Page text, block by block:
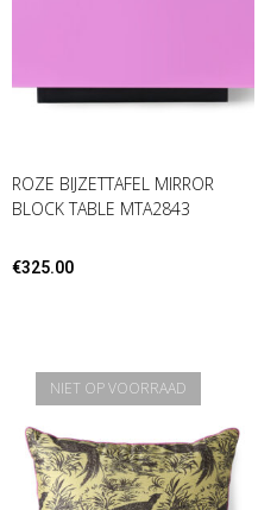
ROZE BIJZETTAFEL MIRROR
BLOCK TABLE MTA2843
€325.00
NIET OP VOORRAAD